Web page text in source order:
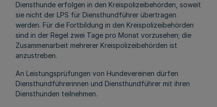
Diensthunde erfolgen in den Kreispolizeibehörden, soweit
sie nicht der LPS für Diensthundführer übertragen
werden. Für die Fortbildung in den Kreispolizeibehörden
sind in der Regel zwei Tage pro Monat vorzusehen; die
Zusammenarbeit mehrerer Kreispolizeibehörden ist
anzustreben.
An Leistungsprüfungen von Hundevereinen dürfen
Diensthundführerinnen und Diensthundführer mit ihren
Diensthunden teilnehmen.